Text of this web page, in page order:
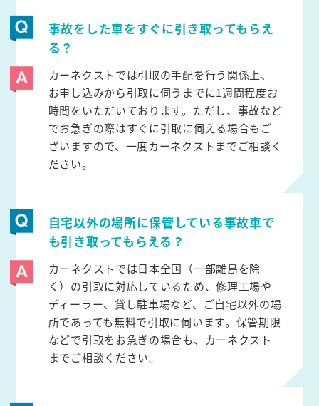
事故をした車をすぐに引き取ってもらえ
る？
カーネクストでは引取の手配を行う関係上、
お申し込みから引取に伺うまでに1週間程度お
時間をいただいております。ただし、事故など
でお急ぎの際はすぐに引取に伺える場合もご
ざいますので、一度カーネクストまでご相談く
ださい。
自宅以外の場所に保管している事故車で
も引き取ってもらえる？
カーネクストでは日本全国（一部離島を除
く）の引取に対応しているため、修理工場や
ディーラー、貸し駐車場など、ご自宅以外の場
所であっても無料で引取に伺います。保管期限
などで引取をお急ぎの場合も、カーネクスト
までご相談ください。